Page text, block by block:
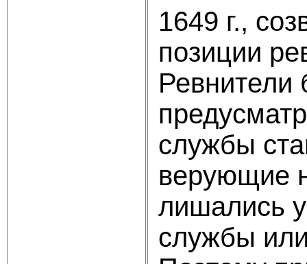
1649 г.,
позиции
Ревнители
службы
верующие
лишались
службы